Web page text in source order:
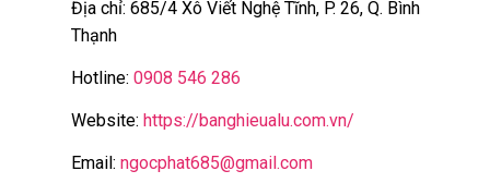
Địa chỉ: 685/4 Xô Viết Nghệ Tĩnh, P. 26, Q. Bình
Thạnh
Hotline: 0908 546 286
Website: https://banghieualu.com.vn/
Email: ngocphat685@gmail.com